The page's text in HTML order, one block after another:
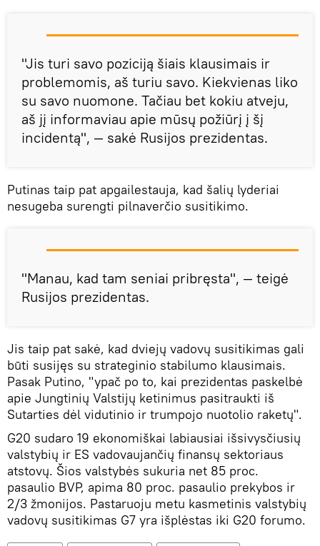
"Jis turi savo poziciją šiais klausimais ir
problemomis, aš turiu savo. Kiekvienas liko
su savo nuomone. Tačiau bet kokiu atveju,
aš jį informaviau apie mūsų požiūrį į šį
incidentą", — sakė Rusijos prezidentas.
Putinas taip pat apgailestauja, kad šalių lyderiai
nesugeba surengti pilnaverčio susitikimo.
"Manau, kad tam seniai pribręsta", — teigė
Rusijos prezidentas.
Jis taip pat sakė, kad dviejų vadovų susitikimas gali
būti susijęs su strateginio stabilumo klausimais.
Pasak Putino, "ypač po to, kai prezidentas paskelbė
apie Jungtinių Valstijų ketinimus pasitraukti iš
Sutarties dėl vidutinio ir trumpojo nuotolio raketų".
G20 sudaro 19 ekonomiškai labiausiai išsivysčiusių
valstybių ir ES vadovaujančių finansų sektoriaus
atstovų. Šios valstybės sukuria net 85 proc.
pasaulio BVP, apima 80 proc. pasaulio prekybos ir
2/3 žmonijos. Pastaruoju metu kasmetinis valstybių
vadovų susitikimas G7 yra išplėstas iki G20 forumo.